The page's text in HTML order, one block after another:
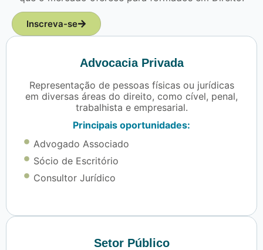
Inscreva-se
Advocacia Privada
Representação de pessoas físicas ou jurídicas
em diversas áreas do direito, como cível, penal,
trabalhista e empresarial.
Principais oportunidades:
Advogado Associado
Sócio de Escritório
Consultor Jurídico
Setor Público